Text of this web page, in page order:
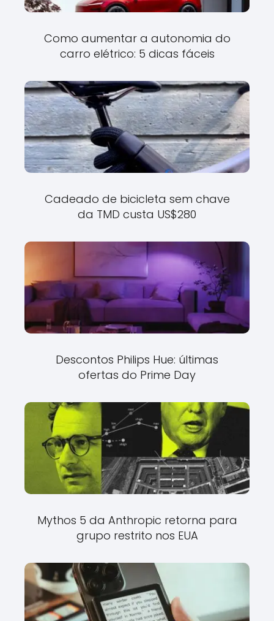
Como aumentar a autonomia do
carro elétrico: 5 dicas fáceis
Cadeado de bicicleta sem chave
da TMD custa US$280
Descontos Philips Hue: últimas
ofertas do Prime Day
Mythos 5 da Anthropic retorna para
grupo restrito nos EUA